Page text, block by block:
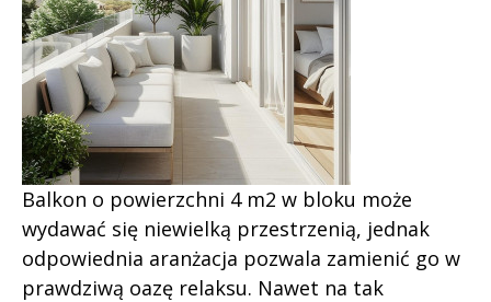
Balkon o powierzchni 4 m2 w bloku może
wydawać się niewielką przestrzenią, jednak
odpowiednia aranżacja pozwala zamienić go w
prawdziwą oazę relaksu. Nawet na tak